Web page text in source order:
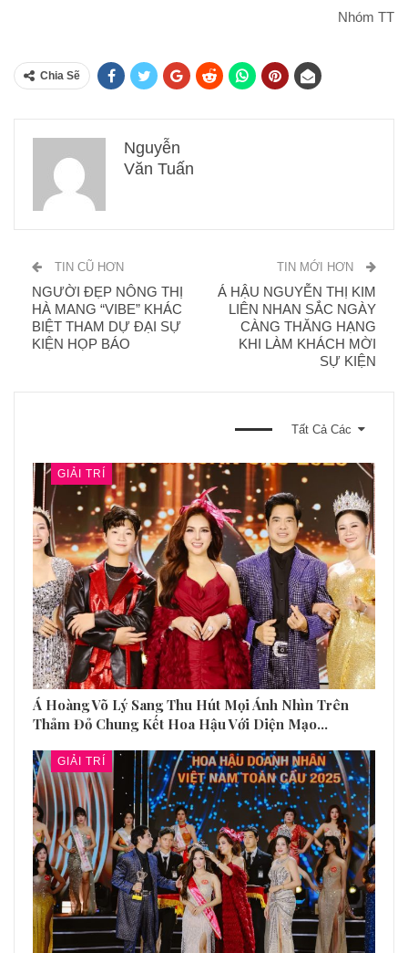
Nhóm TT
Chia Sẽ
Nguyễn
Văn Tuấn
TIN CŨ HƠN
NGƯỜI ĐẸP NÔNG THỊ
HÀ MANG “VIBE” KHÁC
BIỆT THAM DỰ ĐẠI SỰ
KIỆN HỌP BÁO
TIN MỚI HƠN
Á HẬU NGUYỄN THỊ KIM
LIÊN NHAN SẮC NGÀY
CÀNG THĂNG HẠNG
KHI LÀM KHÁCH MỜI
SỰ KIỆN
Tất Cả Các
GIẢI TRÍ
Á Hoàng Võ Lý Sang Thu Hút Mọi Ánh Nhìn Trên
Thảm Đỏ Chung Kết Hoa Hậu Với Diện Mạo…
GIẢI TRÍ